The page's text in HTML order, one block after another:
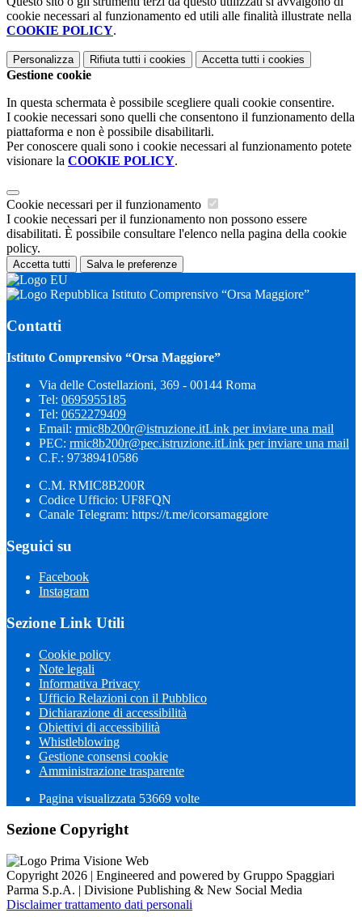
cookie necessari al funzionamento ed utili alle finalità illustrate nella
COOKIE POLICY.
Personalizza Rifiuta tutti i cookies Accetta tutti i cookies
Gestione cookie
In questa schermata è possibile scegliere quali cookie consentire.
I cookie necessari sono quelli che consentono il funzionamento della
piattaforma e non è possibile disabilitarli.
Per conoscere quali sono i cookie necessari al funzionamento potete
visionare la COOKIE POLICY.
Cookie necessari per il funzionamento
I cookie necessari per il funzionamento non possono essere
disabilitati. È possibile consultare l'elenco nella pagina della cookie
policy.
Accetta tutti Salva le preferenze
Istituto Comprensivo “Orsa Maggiore”
Contatti
Istituto Comprensivo “Orsa Maggiore”
Via delle Costellazioni, 369 - 00144 Roma
Tel: 0695955185
Tel: 0652279409
Email: rmic8b200r@istruzione.itLink per inviare una mail
PEC: rmic8b200r@pec.istruzione.itLink per inviare una mail
C.F.: 97389410586
C.M. RMIC8B200R
Codice Ufficio: UF8FQN
Canale Telegram: https://t.me/icorsamaggiore
Seguici su
Facebook
Instagram
Sezione Link Utili
Cookie policy
Note legali
Informativa Privacy
Ufficio Relazioni con il Pubblico
Dichiarazione di accessibilità
Obiettivi di accessibilità
Whistleblowing
Gestione consensi cookie
Amministrazione trasparente
Pagina visualizzata 53669 volte
Sezione Copyright
Copyright 2026 | Engineered and powered by Gruppo Spaggiari
Parma S.p.A. | Divisione Publishing & New Social Media
Disclaimer trattamento dati personali